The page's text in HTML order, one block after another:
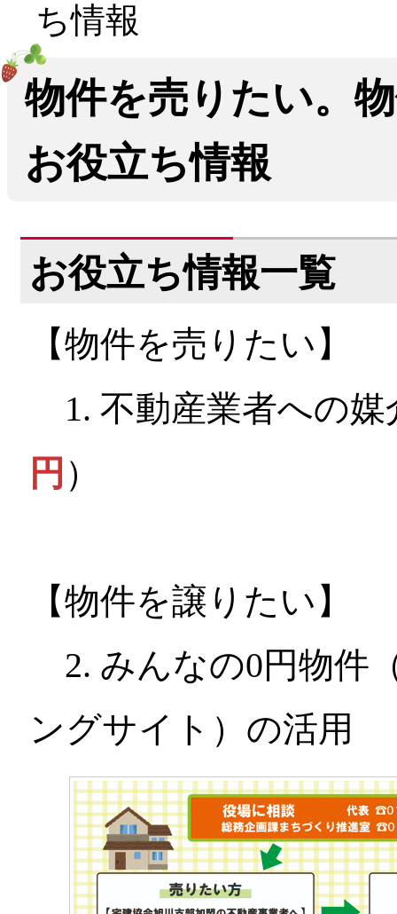
ち情報
物件を売りたい。
お役立ち情報
お役立ち情報一覧
【物件を売りたい】
1. 不動産業者への媒
円 ）
【物件を譲りたい】
2. みんなの0円物件
ングサイト）の活用